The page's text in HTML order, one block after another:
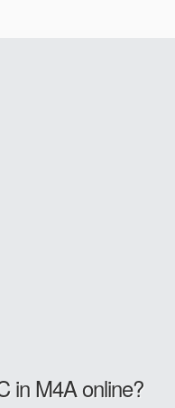
in M4A online?